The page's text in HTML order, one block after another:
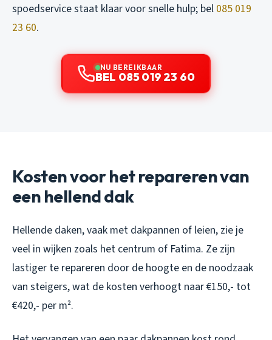
spoedservice staat klaar voor snelle hulp; bel 085 019
23 60.
NU BEREIKBAAR
BEL 085 019 23 60
Kosten voor het repareren van
een hellend dak
Hellende daken, vaak met dakpannen of leien, zie je
veel in wijken zoals het centrum of Fatima. Ze zijn
lastiger te repareren door de hoogte en de noodzaak
van steigers, wat de kosten verhoogt naar €150,- tot
€420,- per m².